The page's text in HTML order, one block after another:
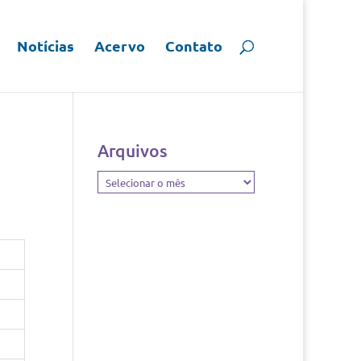
Notícias Acervo Contato
Arquivos
Arquivos